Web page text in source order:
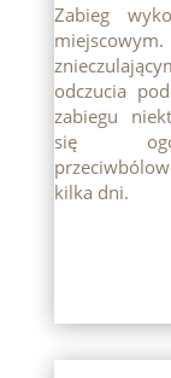
Zabieg
odczucia
zabiegu
się
kilka dni.